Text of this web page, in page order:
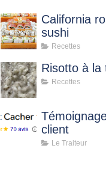
California
sushi
Recettes
Risotto à la
Recettes
client
Le Traiteur